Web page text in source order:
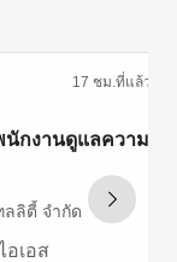
17 ชม.ที่แล้ว
นักงานดูแลความ
ลิตี้ จำกัด
อเอส